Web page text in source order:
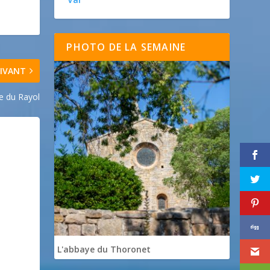
du Rayol
PHOTO DE LA SEMAINE
L'abbaye du Thoronet